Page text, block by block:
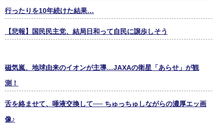
行ったりを10年続けた結果…
【悲報】国民民主党、結局日和って自民に譲歩しそう
磁気嵐、地球由来のイオンが主導…JAXAの衛星「あらせ」が観
測！
舌を絡ませて、唾液交換して── ちゅっちゅしながらの濃厚エッ画
像♪